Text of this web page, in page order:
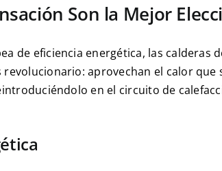
Son la Mejor
de eficiencia energética, las calderas
aprovechan el calor que
en el circuito de